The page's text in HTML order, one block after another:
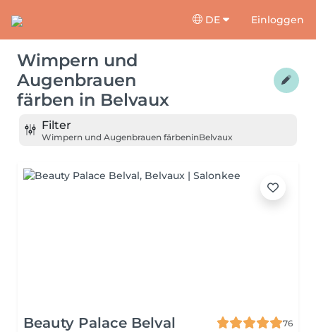
DE Einloggen
Wimpern und
Augenbrauen
färben in Belvaux
Filter
Wimpern und Augenbrauen färbeninBelvaux
Beauty Palace Belval
76